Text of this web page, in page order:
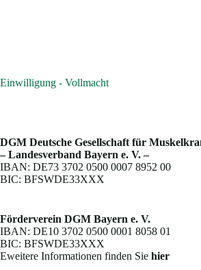
Einwilligung - Vollmacht
DGM Deutsche Gesellschaft für
– Landesverband Bayern e. V. –
IBAN: DE73 3702 0500 0007 8952 00
BIC: BFSWDE33XXX
Förderverein DGM Bayern e. V.
IBAN: DE10 3702 0500 0001 8058 01
BIC: BFSWDE33XXX
Eweitere Informationen finden Sie hier